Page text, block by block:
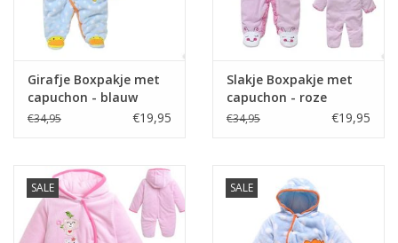
Girafje Boxpakje met
capuchon - blauw
€34,95 €19,95
Slakje Boxpakje met
capuchon - roze
€34,95 €19,95
SALE SALE